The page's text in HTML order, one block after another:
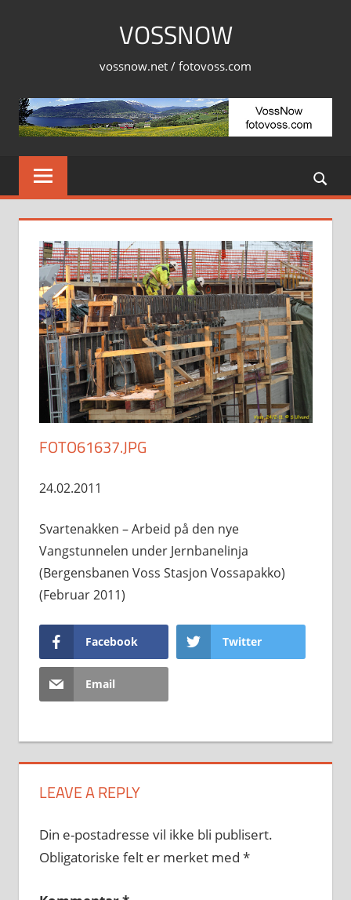
VOSSNOW
vossnow.net / fotovoss.com
FOTO61637.JPG
24.02.2011
Svartenakken – Arbeid på den nye
Vangstunnelen under Jernbanelinja
(Bergensbanen Voss Stasjon Vossapakko)
(Februar 2011)
Facebook Twitter
Email
LEAVE A REPLY
Din e-postadresse vil ikke bli publisert.
Obligatoriske felt er merket med *